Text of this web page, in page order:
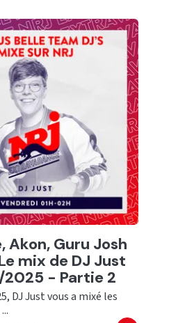
Akon, Guru Josh
mix de DJ Just
- Partie 2
DJ Just vous a mixé les